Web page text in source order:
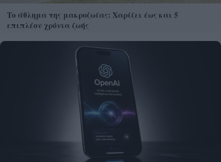
Το άθλημα της μακροζωίας: Χαρίζει έως και 5
επιπλέον χρόνια ζωής